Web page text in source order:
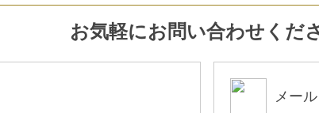
お気軽にお問い合わせくだ
メール